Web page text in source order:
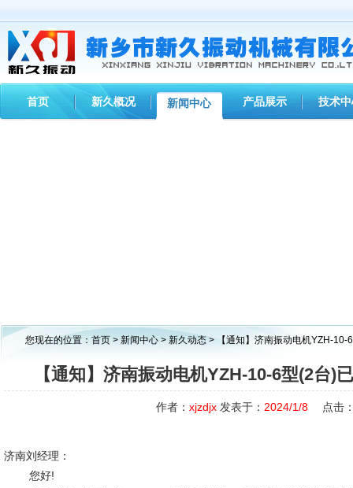
首页 新久概况 新闻中心 产品展示 技术
您现在的位置： 首页 > 新闻中心 > 新久动态 > 【通知】济南振动电机YZH-10-
【通知】济南振动电机YZH-10-6型(2台)
作者： xjzdjx发表于： 2024/1/8点击
济南刘经理：
您好!